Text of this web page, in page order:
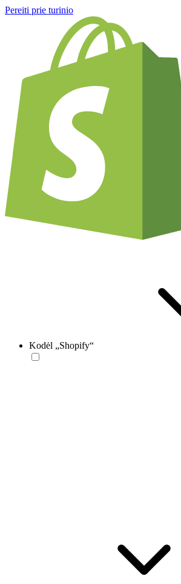
Pereiti prie turinio
Kodėl „Shopify“